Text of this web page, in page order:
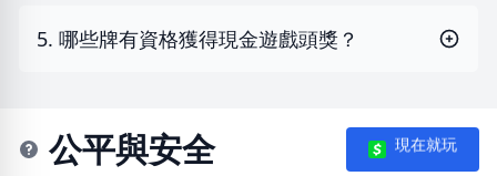
5. 哪些牌有資格獲得現金遊戲頭獎？
公平與安全 現在就玩